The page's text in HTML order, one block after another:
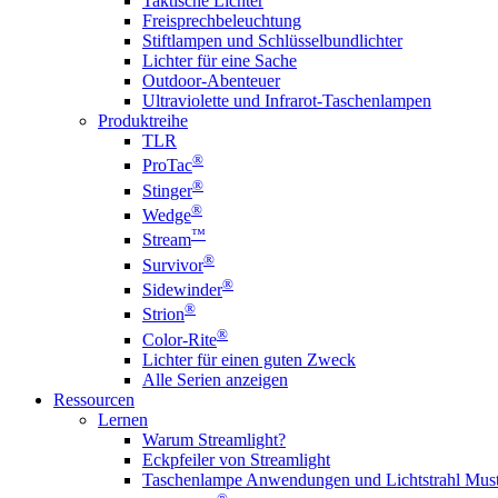
Freisprechbeleuchtung
Stiftlampen und Schlüsselbundlichter
Lichter für eine Sache
Outdoor-Abenteuer
Ultraviolette und Infrarot-Taschenlampen
Produktreihe
TLR
ProTac®
Stinger®
Wedge®
Stream™
Survivor®
Sidewinder®
Strion®
Color-Rite®
Lichter für einen guten Zweck
Alle Serien anzeigen
Ressourcen
Lernen
Warum Streamlight?
Eckpfeiler von Streamlight
Taschenlampe Anwendungen und Lichtstrahl